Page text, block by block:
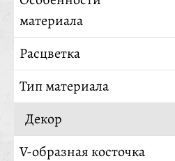
материала
Расцветка
Тип материала
Декор
V-образная косточка